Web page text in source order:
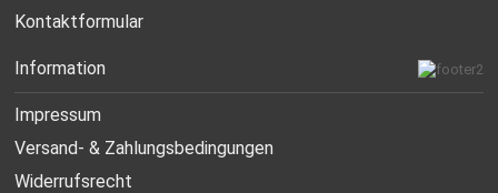
Kontaktformular
Information
Impressum
Versand- & Zahlungsbedingungen
Widerrufsrecht